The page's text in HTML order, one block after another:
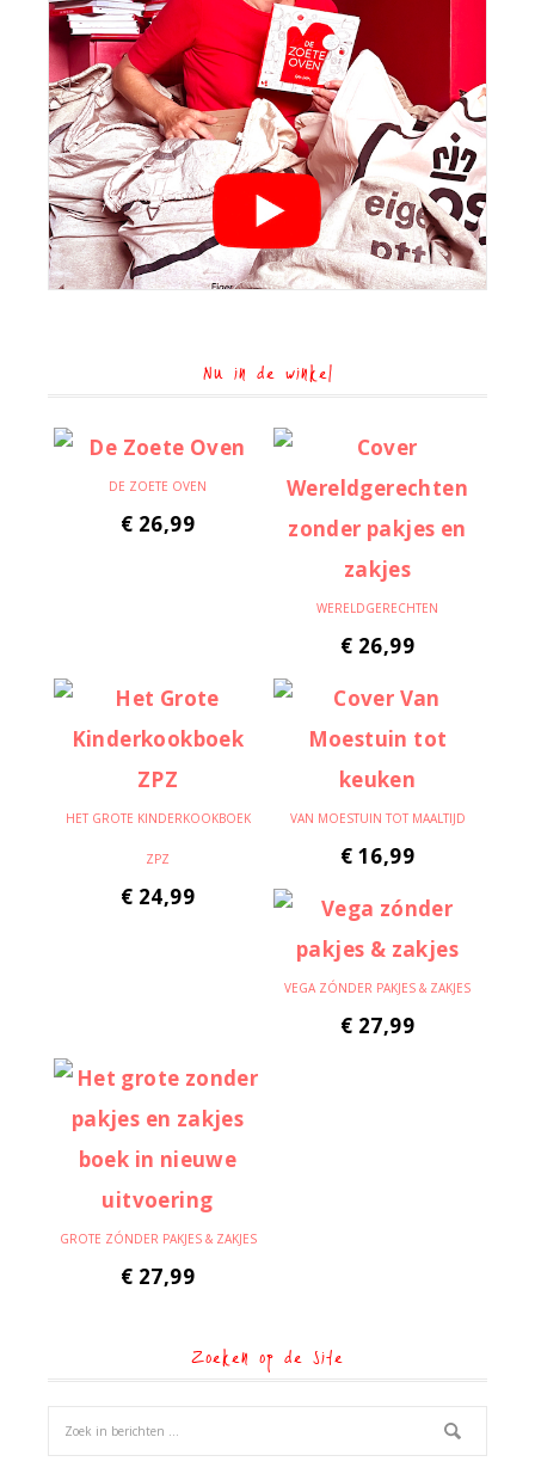
Nu in de winkel
DE ZOETE OVEN
€ 26,99
WERELDGERECHTEN
€ 26,99
HET GROTE KINDERKOOKBOEK
ZPZ
€ 24,99
VAN MOESTUIN TOT MAALTIJD
€ 16,99
VEGA ZÓNDER PAKJES & ZAKJES
€ 27,99
GROTE ZÓNDER PAKJES & ZAKJES
€ 27,99
Zoeken op de site